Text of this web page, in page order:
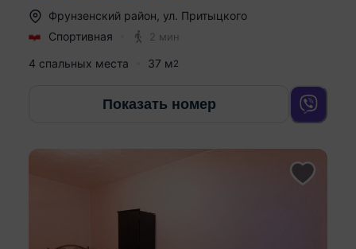
Фрунзенский район ул. Притыцкого
Спортивная
2 мин
4 спальных места 37 м2
Показать номер